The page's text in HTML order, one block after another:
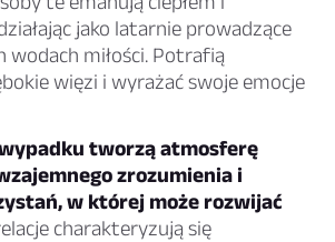
jako latarnie prowadzące
wodach miłości. Potrafią
więzi i wyrażać swoje emocje
tworzą atmosferę
zrozumienia i
w której może rozwijać
charakteryzują się